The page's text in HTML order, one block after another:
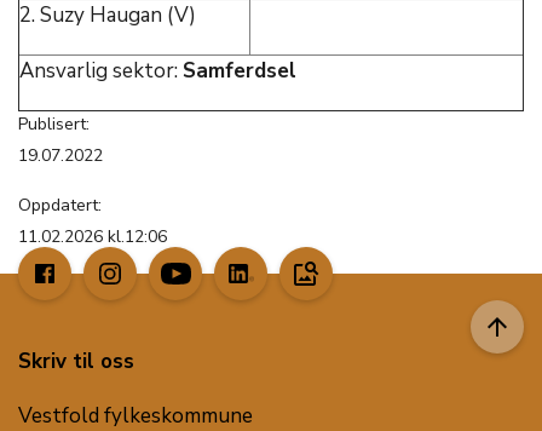
2. Suzy Haugan (V)
Ansvarlig sektor: Samferdsel
Publisert:
19.07.2022
Oppdatert:
11.02.2026 kl.12:06
arrow_upward
image_search
Skriv til oss
Vestfold fylkeskommune